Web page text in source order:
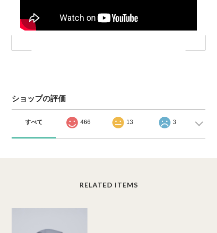
ショップの評価
すべて 466 13 3
RELATED ITEMS